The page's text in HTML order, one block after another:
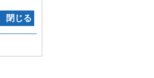
‐ 閉じる